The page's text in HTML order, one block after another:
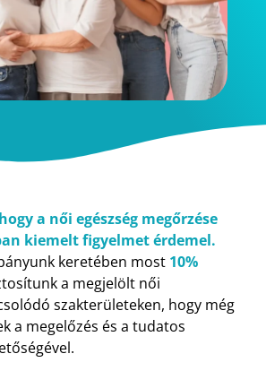
a női egészség megőrzése
kiemelt figyelmet érdemel.
keretében most 10%
a megjelölt női
szakterületeken, hogy még
a megelőzés és a tudatos